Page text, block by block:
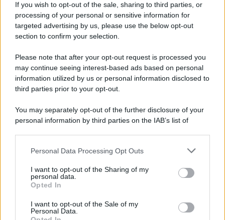
If you wish to opt-out of the sale, sharing to third parties, or
processing of your personal or sensitive information for
targeted advertising by us, please use the below opt-out
section to confirm your selection.
Please note that after your opt-out request is processed you
may continue seeing interest-based ads based on personal
information utilized by us or personal information disclosed to
third parties prior to your opt-out.
You may separately opt-out of the further disclosure of your
personal information by third parties on the IAB’s list of
This information may also be disclosed by us to third parties
disclose it to other third parties.
Please note that this website/app uses one or more Google
services and may gather and store information including but
not limited to your visit or usage behaviour. You may click to
Personal Data Processing Opt Outs
I want to opt-out of the Sharing of my
personal data.
Opted In
I want to opt-out of the Sale of my
Personal Data.
Newz Illinois
Newz Ohio
Gameland
Scoop Mag
Lgbtqia News
Motors Magazine 365
Home Magazine 365
InvestirMag